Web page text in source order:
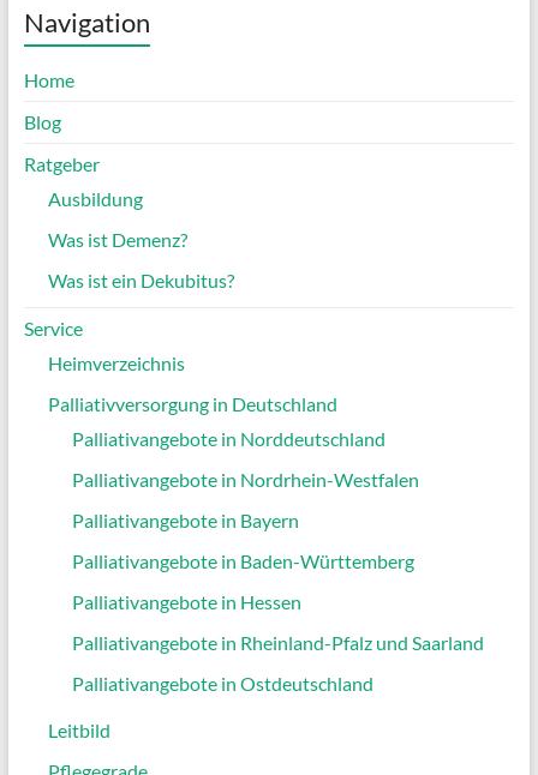
Navigation
Home
Blog
Ratgeber
Ausbildung
Was ist Demenz?
Was ist ein Dekubitus?
Service
Heimverzeichnis
Palliativversorgung in Deutschland
Palliativangebote in Norddeutschland
Palliativangebote in Nordrhein-Westfalen
Palliativangebote in Bayern
Palliativangebote in Baden-Württemberg
Palliativangebote in Hessen
Palliativangebote in Rheinland-Pfalz und Saarland
Palliativangebote in Ostdeutschland
Leitbild